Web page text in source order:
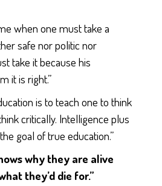
when one must take a
safe nor politic nor
take it because his
it is right.”
is to teach one to think
critically. Intelligence plus
goal of true education.”
why they are alive
they’d die for.”